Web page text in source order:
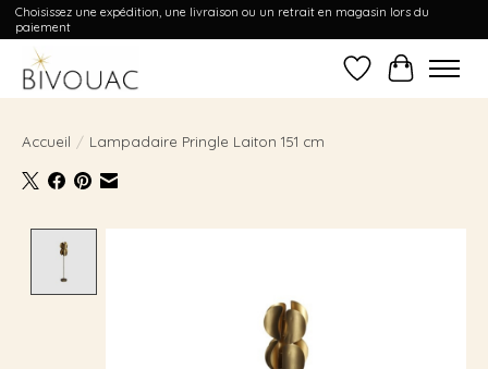
Choisissez une expédition, une livraison ou un retrait en magasin lors du
paiement
Liste dePanier
Accueil / Lampadaire Pringle Laiton 151 cm